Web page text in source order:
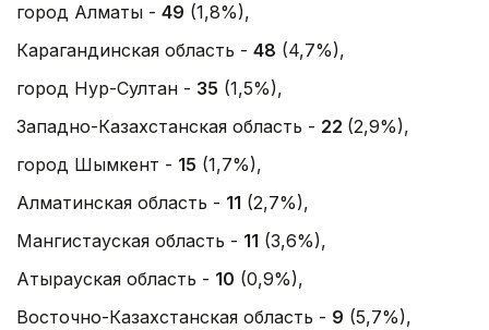
город Алматы - 49 (1,8%),
Карагандинская область - 48 (4,7%),
город Нур-Султан - 35 (1,5%),
Западно-Казахстанская область - 22 (2,9%),
город Шымкент - 15 (1,7%),
Алматинская область - 11 (2,7%),
Мангистауская область - 11 (3,6%),
Атырауская область - 10 (0,9%),
Восточно-Казахстанская область - 9 (5,7%),